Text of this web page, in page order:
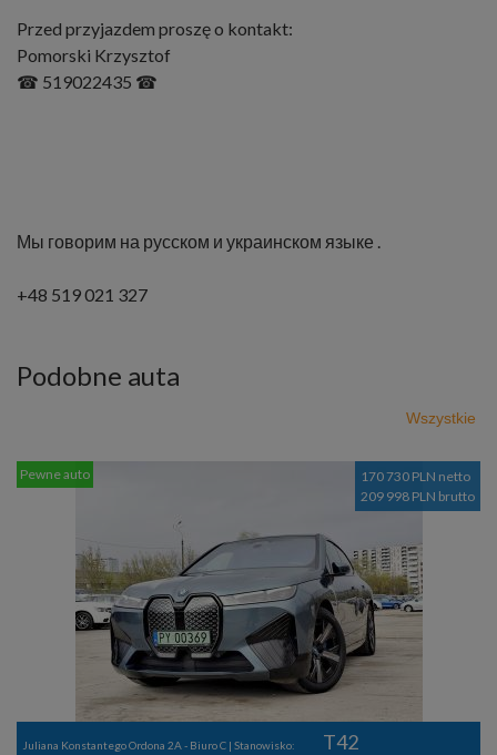
Przed przyjazdem proszę o kontakt:
Pomorski Krzysztof
☎ 519022435 ☎
Мы говорим на русском и украинском языке .
+48 519 021 327
Podobne auta
Wszystkie
170 730 PLN netto
209 998 PLN brutto
Pewne auto
Juliana Konstantego Ordona 2A - Biuro C | Stanowisko: T42